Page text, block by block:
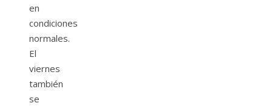
en
condiciones
normales.
El
viernes
también
se